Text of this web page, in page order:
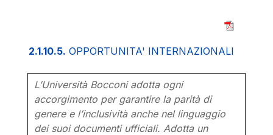
2.1.10.5. OPPORTUNITA' INTERNAZIONALI
L’Università Bocconi adotta ogni
accorgimento per garantire la parità di
genere e l’inclusività anche nel linguaggio
dei suoi documenti ufficiali. Adotta un